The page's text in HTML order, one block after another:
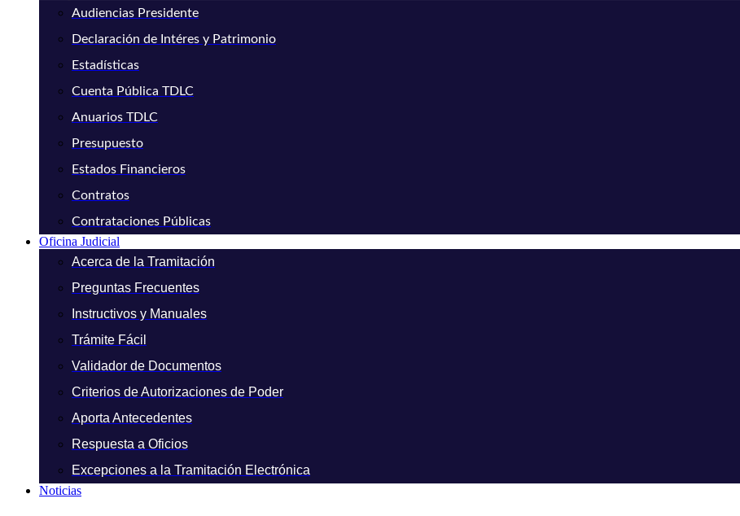
Audiencias Presidente
Declaración de Intéres y Patrimonio
Estadísticas
Cuenta Pública TDLC
Anuarios TDLC
Presupuesto
Estados Financieros
Contratos
Contrataciones Públicas
Oficina Judicial
Acerca de la Tramitación
Preguntas Frecuentes
Instructivos y Manuales
Trámite Fácil
Validador de Documentos
Criterios de Autorizaciones de Poder
Aporta Antecedentes
Respuesta a Oficios
Excepciones a la Tramitación Electrónica
Noticias